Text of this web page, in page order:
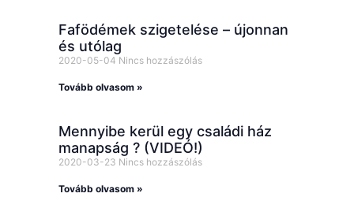
Fafödémek szigetelése – újonnan
és utólag
2020-05-04 Nincs hozzászólás
Tovább olvasom »
Mennyibe kerül egy családi ház
manapság ? (VIDEÓ!)
2020-03-23 Nincs hozzászólás
Tovább olvasom »